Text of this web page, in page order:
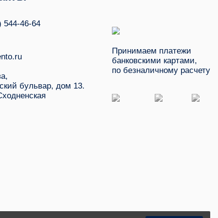
544-46-64
бульвар, дом 13.
Принимаем платежи
банковскими картами,
по безналичному расчету